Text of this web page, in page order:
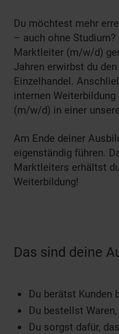
Du möchtest mehr
– auch ohne
Marktleiter (m/w/d)
Jahren erwirbst du
Einzelhandel.
internen
(m/w/d) in einer
Am Ende deiner
eigenständig führen.
Marktleiters erhältst
Weiterbildung!
Das sind deine
Du berätst Kunden
Du bestellst
Du sorgst dafür,